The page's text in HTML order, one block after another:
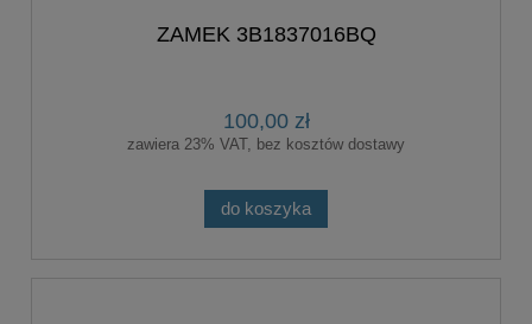
ZAMEK 3B1837016BQ
100,00 zł
zawiera 23% VAT, bez kosztów dostawy
do koszyka